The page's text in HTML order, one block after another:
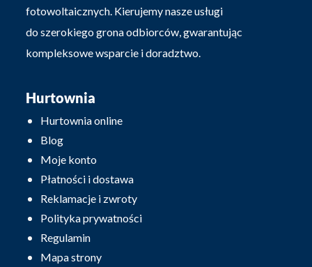
fotowoltaicznych. Kierujemy nasze usługi
do szerokiego grona odbiorców, gwarantując
kompleksowe wsparcie i doradztwo.
Hurtownia
Hurtownia online
Blog
Moje konto
Płatności i dostawa
Reklamacje i zwroty
Polityka prywatności
Regulamin
Mapa strony